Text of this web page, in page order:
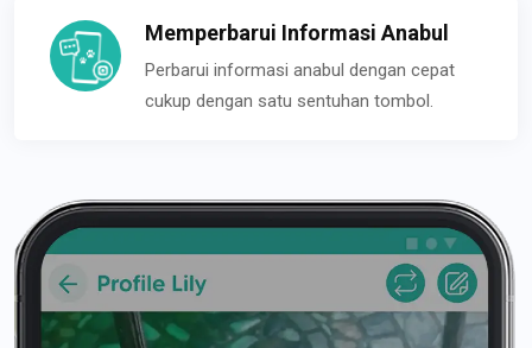
Memperbarui Informasi Anabul
Perbarui informasi anabul dengan cepat
cukup dengan satu sentuhan tombol.